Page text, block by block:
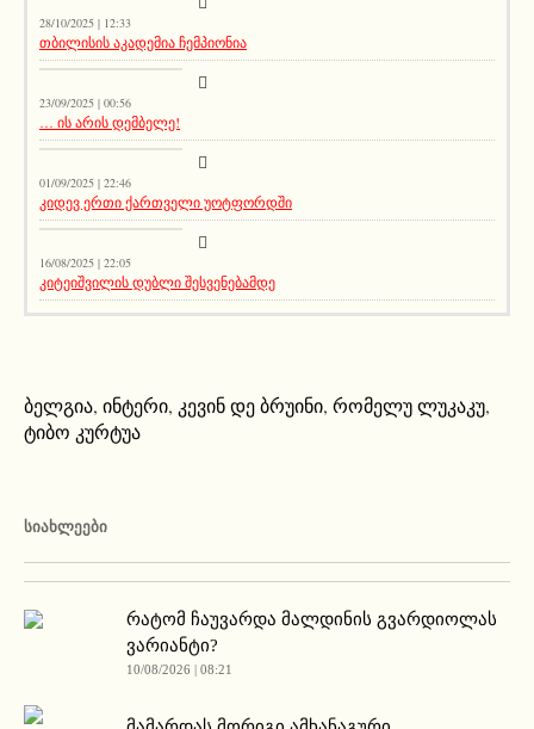
28/10/2025 | 12:33
თბილისის აკადემია ჩემპიონია
კატეგორიის გარეშე
23/09/2025 | 00:56
… ის არის დემბელე!
კატეგორიის გარეშე
01/09/2025 | 22:46
კიდევ ერთი ქართველი უოტფორდში
კატეგორიის გარეშე
16/08/2025 | 22:05
კიტეიშვილის დუბლი შესვენებამდე
ბელგია, ინტერი, კევინ დე ბრუინი, რომელუ ლუკაკუ,
ტიბო კურტუა
ᲡᲘᲐᲮᲚᲔᲔᲑᲘ
რატომ ჩაუვარდა მალდინის გვარდიოლას
ვარიანტი?
10/08/2026 | 08:21